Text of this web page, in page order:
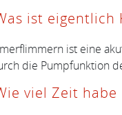
ist eigentlich
ist eine
die Pumpfunktion
viel Zeit